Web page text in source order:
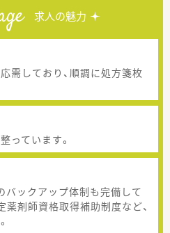
求人の魅力
需しており、順調に処方箋枚
っています。
バックアップ体制も完備して
薬剤師資格取得補助制度など、